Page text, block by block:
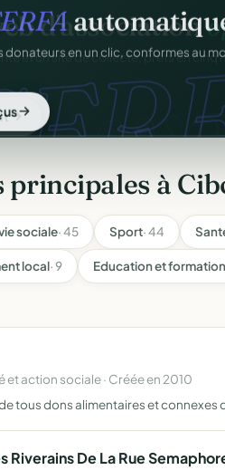
donateurs en un clic, conformes au
principales à
sociale· 45 Sport· 44
local· 9 Education et formation
et action sociale · Créée en 2010
tous dons alimentaires et
Riverains De La Rue